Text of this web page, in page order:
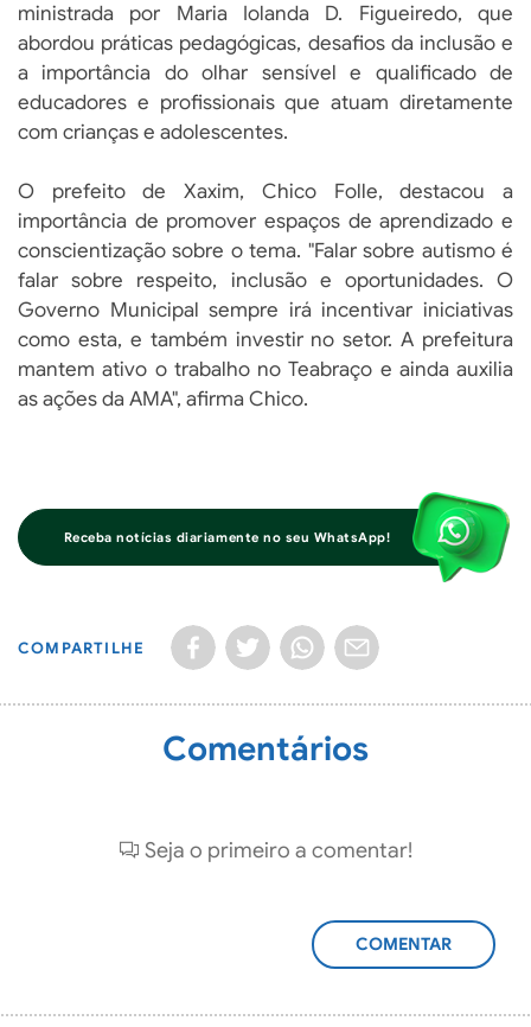
ministrada por Maria Iolanda D. Figueiredo, que
abordou práticas pedagógicas, desafios da inclusão e
a importância do olhar sensível e qualificado de
educadores e profissionais que atuam diretamente
com crianças e adolescentes.
O prefeito de Xaxim, Chico Folle, destacou a
importância de promover espaços de aprendizado e
conscientização sobre o tema. "Falar sobre autismo é
falar sobre respeito, inclusão e oportunidades. O
Governo Municipal sempre irá incentivar iniciativas
como esta, e também investir no setor. A prefeitura
mantem ativo o trabalho no Teabraço e ainda auxilia
as ações da AMA", afirma Chico.
Receba notícias diariamente no seu WhatsApp!
COMPARTILHE
Comentários
Seja o primeiro a comentar!
ADICIONAR